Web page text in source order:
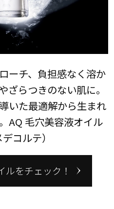
ーチ、負担感なく溶か
ざらつきのない肌に。
いた最適解から生まれ
AQ 毛穴美容液オイル
コルテ）
ルをチェック！